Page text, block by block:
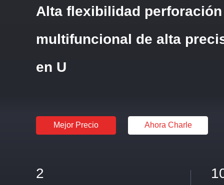
Alta flexibilidad perforación
multifuncional de alta
en U
Mejor Precio Ahora Charle
2